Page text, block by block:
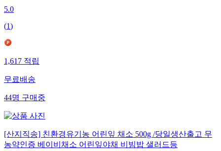
5.0
(1)
1,617적립
무료배송
44명구매중
[산지직송] 친환경유기농 어린잎 채소 500g /당일생산출고 무
농약인증 베이비채소 어린잎야채 비빔밥 샐러드등